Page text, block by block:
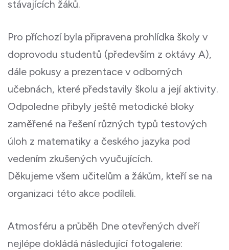
stávajících žáků.
Pro příchozí byla připravena prohlídka školy v
doprovodu studentů (především z oktávy A),
dále pokusy a prezentace v odborných
učebnách, které představily školu a její aktivity.
Odpoledne přibyly ještě metodické bloky
zaměřené na řešení různých typů testových
úloh z matematiky a českého jazyka pod
vedením zkušených vyučujících.
Děkujeme všem učitelům a žákům, kteří se na
organizaci této akce podíleli.
Atmosféru a průběh Dne otevřených dveří
nejlépe dokládá následující fotogalerie: